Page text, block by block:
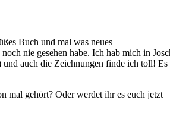
Buch und mal was neues
nie gesehen habe. Ich hab mich in
auch die Zeichnungen finde ich toll!
mal gehört? Oder werdet ihr es euch jetzt